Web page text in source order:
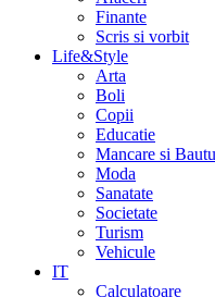
Finante
Scris si vorbit
Life&Style
Arta
Boli
Copii
Educatie
Mancare si
Moda
Sanatate
Societate
Turism
Vehicule
IT
Calculatoare